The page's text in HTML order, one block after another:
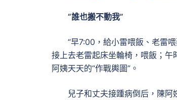
“誰也搬不動我”
“早7:00，給小雷喂飯、老雷
接上去老雷起床坐輪椅，喂飯；
阿姨天天的“作戰輿圖”。
兒子和丈夫接踵病倒后，陳